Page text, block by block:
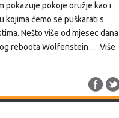
pokazuje pokoje oružje kao i
kojima ćemo se puškarati s
Nešto više od mjesec dana
reboota Wolfenstein… Više